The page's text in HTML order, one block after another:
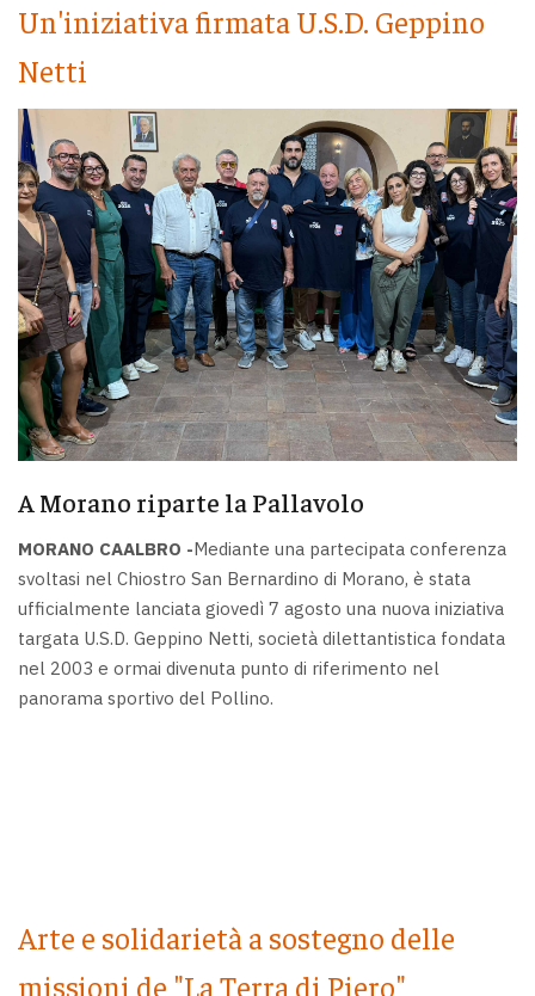
Un'iniziativa firmata U.S.D. Geppino
Netti
A Morano riparte la Pallavolo
MORANO CAALBRO -Mediante una partecipata conferenza
svoltasi nel Chiostro San Bernardino di Morano, è stata
ufficialmente lanciata giovedì 7 agosto una nuova iniziativa
targata U.S.D. Geppino Netti, società dilettantistica fondata
nel 2003 e ormai divenuta punto di riferimento nel
panorama sportivo del Pollino.
Arte e solidarietà a sostegno delle
missioni de "La Terra di Piero"